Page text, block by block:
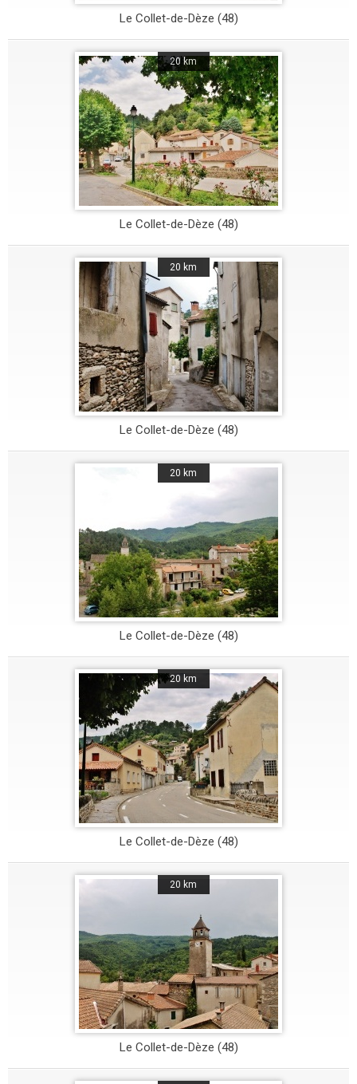
Le Collet-de-Dèze (48)
20 km
Le Collet-de-Dèze (48)
20 km
Le Collet-de-Dèze (48)
20 km
Le Collet-de-Dèze (48)
20 km
Le Collet-de-Dèze (48)
20 km
Le Collet-de-Dèze (48)